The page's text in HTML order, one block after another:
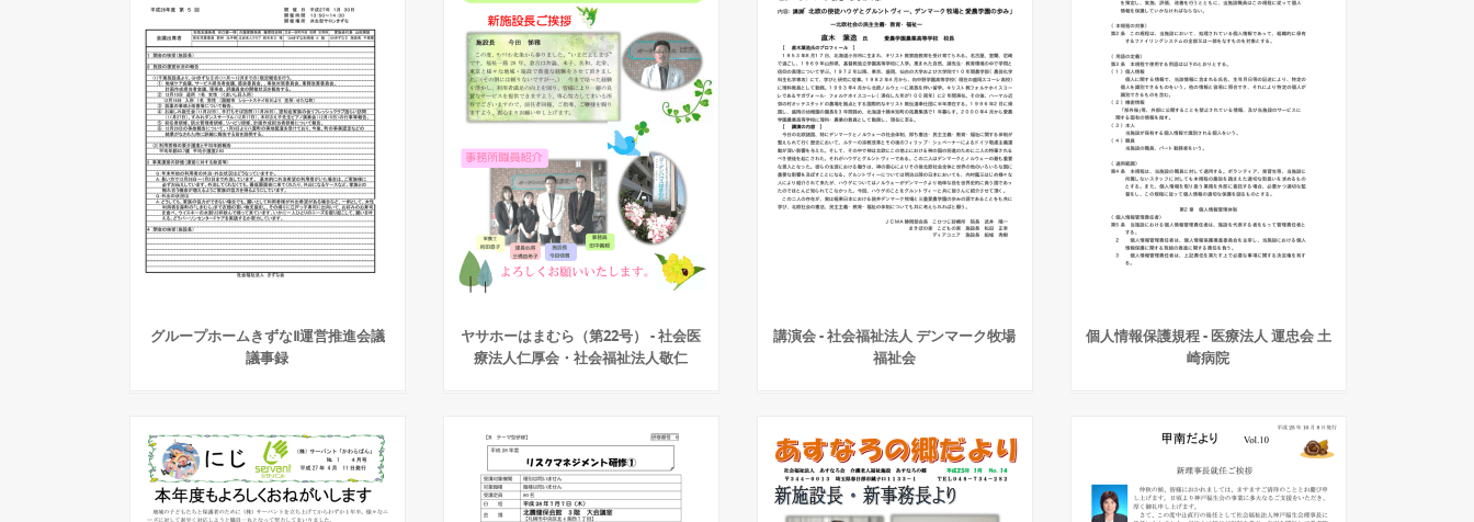
グループホームきずなⅡ運営推進会議
議事録
ヤサホーはまむら（第22号） - 社会医
療法人仁厚会・社会福祉法人敬仁
講演会 - 社会福祉法人 デンマーク牧場
福祉会
個人情報保護規程 - 医療法人 運忠会 土
崎病院